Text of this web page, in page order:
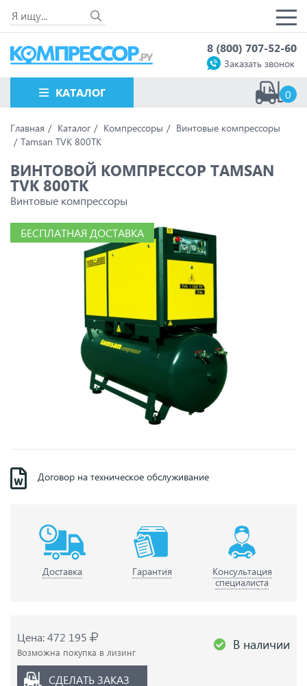
8 (800) 707-52-60
Заказать звонок
КАТАЛОГ 0
Главная Каталог Компрессоры
Винтовые компрессоры
Tamsan TVK 800TK
ВИНТОВОЙ КОМПРЕССОР TAMSAN
TVK 800TK
Винтовые компрессоры
БЕСПЛАТНАЯ ДОСТАВКА
Договор на техническое обслуживание
Доставка Гарантия
Консультация
специалиста
Цена: 472 195
Возможна покупка в лизинг В наличии
СДЕЛАТЬ ЗАКАЗ